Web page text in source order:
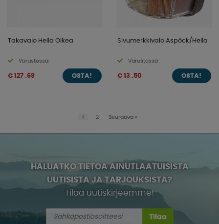
Takavalo Hella Oikea
Varastossa
€ 127 .69 OSTA!
Sivumerkkivalo Aspöck/Hella
Varastossa
€ 13 .50 OSTA!
1 2 Seuraava »
HALUATKO TIETOA AINUTLAATUISISTA
UUTISISTA JA TARJOUKSISTA?
Tilaa uutiskirjeemme!
Tilaa